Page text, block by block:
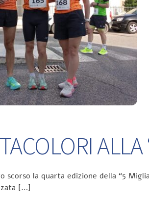
scorso la quarta edizione della “5
[…]